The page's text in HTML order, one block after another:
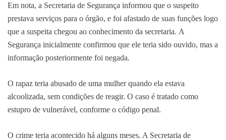
Em nota, a Secretaria de Segurança informou que o suspeito
prestava serviços para o órgão, e foi afastado de suas funções logo
que a suspeita chegou ao conhecimento da secretaria. A
Segurança inicialmente confirmou que ele teria sido ouvido, mas a
informação posteriormente foi negada.
O rapaz teria abusado de uma mulher quando ela estava
alcoolizada, sem condições de reagir. O caso é tratado como
estupro de vulnerável, conforme o código penal.
O crime teria acontecido há alguns meses. A Secretaria de